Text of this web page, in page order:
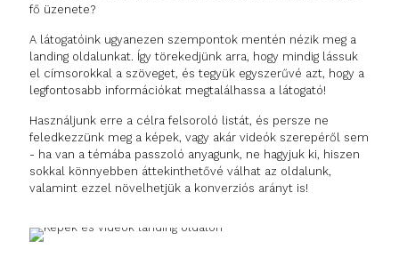
fő üzenete?
A látogatóink ugyanezen szempontok mentén nézik meg a
landing oldalunkat. Így törekedjünk arra, hogy mindig lássuk
el címsorokkal a szöveget, és tegyük egyszerűvé azt, hogy a
legfontosabb információkat megtalálhassa a látogató!
Használjunk erre a célra felsoroló listát, és persze ne
feledkezzünk meg a képek, vagy akár videók szerepéről sem
- ha van a témába passzoló anyagunk, ne hagyjuk ki, hiszen
sokkal könnyebben áttekinthetővé válhat az oldalunk,
valamint ezzel növelhetjük a konverziós arányt is!